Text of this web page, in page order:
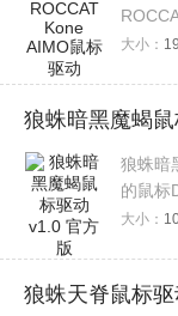
炫彩的
大小：
狼蛛暗黑魔蝎
狼蛛暗
的鼠标
大小：
狼蛛天脊鼠标